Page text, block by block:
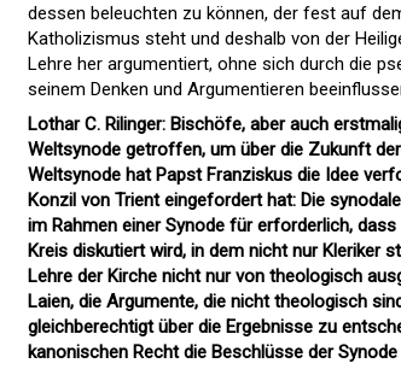
dessen beleuchten zu können, der fest auf
Katholizismus steht und deshalb von der
Lehre her argumentiert, ohne sich durch die
seinem Denken und Argumentieren
Lothar C. Rilinger: Bischöfe, aber auch
Weltsynode getroffen, um über die Zukunft
Weltsynode hat Papst Franziskus die Idee
Konzil von Trient eingefordert hat: Die
im Rahmen einer Synode für erforderlich,
Kreis diskutiert wird, in dem nicht nur Kleriker
Lehre der Kirche nicht nur von theologisch
Laien, die Argumente, die nicht theologisch
gleichberechtigt über die Ergebnisse zu
kanonischen Recht die Beschlüsse der